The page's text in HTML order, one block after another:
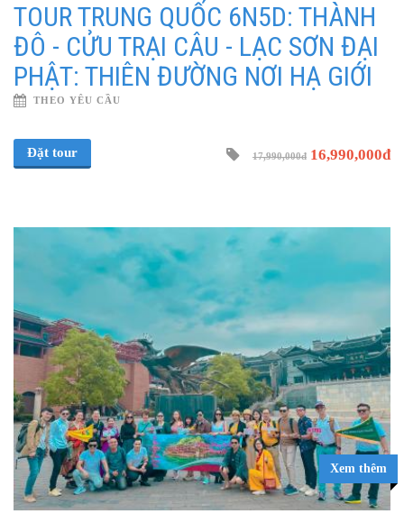
TOUR TRUNG QUỐC 6N5D: THÀNH
ĐÔ - CỬU TRẠI CÂU - LẠC SƠN ĐẠI
PHẬT: THIÊN ĐƯỜNG NƠI HẠ GIỚI
THEO YÊU CẦU
Đặt tour 17,990,000đ 16,990,000đ
Xem thêm